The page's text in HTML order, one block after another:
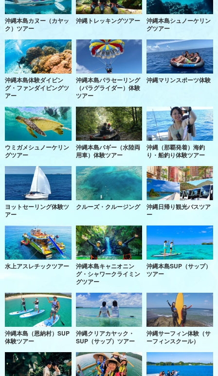
沖縄本島カヌー（カヤッ
ク）ツアー
沖縄トレッキングツアー
沖縄本島シュノーケリン
グツアー
沖縄本島体験ダイビン
グ・ファンダイビングツ
アー
沖縄本島パラセーリング
（パラグライダー）体験
ツアー
沖縄マリンスポーツ体験
ウミガメシュノーケリン
グツアー
沖縄本島バギー（水陸両
用車）体験ツアー
沖縄（那覇発着）海釣
り・船釣り体験ツアー
ヨットセーリング体験ツ
アー
クルーズ・クルージング
沖縄日帰り観光バスツア
ー
水上アスレチックツアー
沖縄本島キャニオニン
グ・シャワークライミン
グツアー
沖縄本島SUP（サップ）
ツアー
沖縄本島（恩納村）SUP
体験ツアー
沖縄クリアカヤック・
SUP（サップ）ツアー
沖縄サーフィン体験（サ
ーフィンスクール）